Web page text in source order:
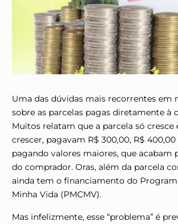
Uma das dúvidas mais recorrentes em
sobre as parcelas pagas diretamente à
Muitos relatam que a parcela só cresce
crescer, pagavam R$ 300,00, R$
pagando valores maiores, que acabam
do comprador. Oras, além da parcela
ainda tem o financiamento do
Minha Vida (PMCMV).
Mas infelizmente, esse “problema” é